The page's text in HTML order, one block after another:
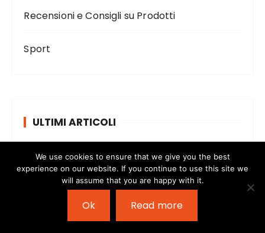
Recensioni e Consigli su Prodotti
Sport
ULTIMI ARTICOLI
Asciugatrice si accende ma non gira il
cestello – Come risolvere il problema
Termosifone non scalda in basso – Come
We use cookies to ensure that we give you the best
experience on our website. If you continue to use this site we
will assume that you are happy with it.
Ok Read more